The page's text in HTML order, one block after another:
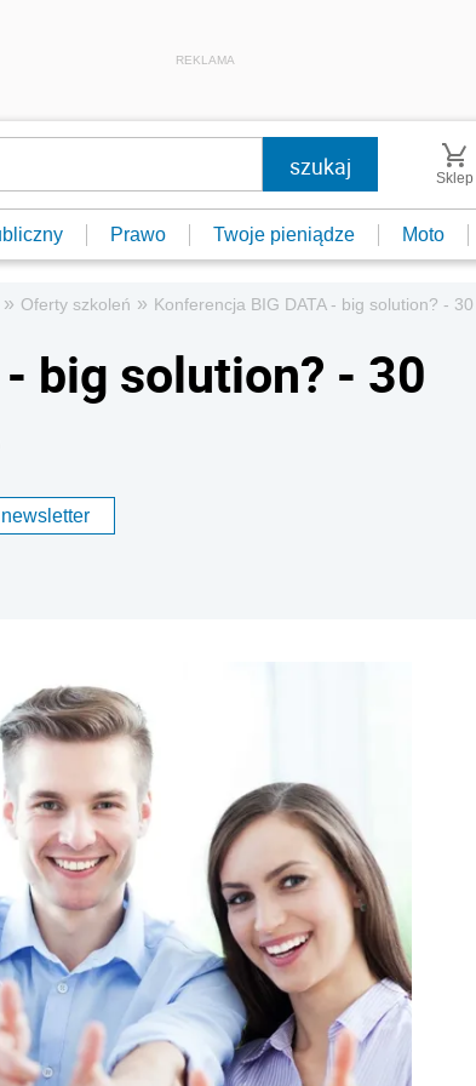
REKLAMA
Sklep
Prawo Twoje pieniądze Moto
» Oferty szkoleń » Konferencja BIG DATA - big solution? -
big solution? - 30